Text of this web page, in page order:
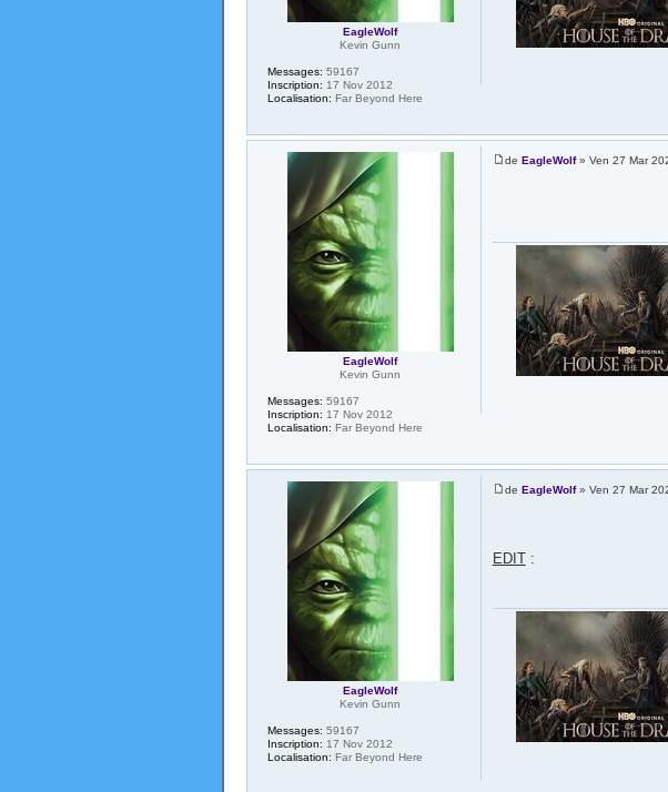
EagleWolf
Kevin Gunn
Messages: 59167
Inscription: 17 Nov 2012
Localisation: Far Beyond Here
de EagleWolf» Ven 27 Mar
EagleWolf
Kevin Gunn
Messages: 59167
Inscription: 17 Nov 2012
Localisation: Far Beyond Here
de EagleWolf» Ven 27 Mar
EDIT:
EagleWolf
Kevin Gunn
Messages: 59167
Inscription: 17 Nov 2012
Localisation: Far Beyond Here